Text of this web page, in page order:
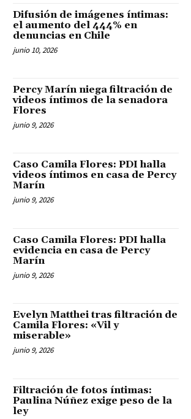
Difusión de imágenes íntimas:
el aumento del 444% en
denuncias en Chile
junio 10, 2026
Percy Marín niega filtración de
videos íntimos de la senadora
Flores
junio 9, 2026
Caso Camila Flores: PDI halla
videos íntimos en casa de Percy
Marín
junio 9, 2026
Caso Camila Flores: PDI halla
evidencia en casa de Percy
Marín
junio 9, 2026
Evelyn Matthei tras filtración de
Camila Flores: «Vil y
miserable»
junio 9, 2026
Filtración de fotos íntimas:
Paulina Núñez exige peso de la
ley